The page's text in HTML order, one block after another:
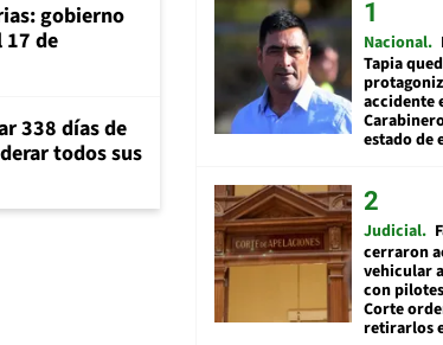
gobierno
17 de
338 días de
todos sus
Nacional
Tapia
accidente
estado de
Judicial
cerraron
vehicular
con
Corte
retirarlos